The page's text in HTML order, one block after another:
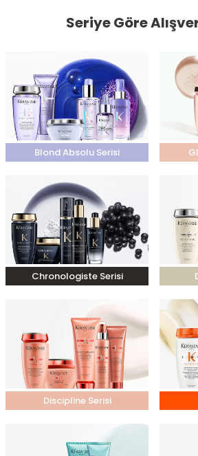
Seriye Göre
Blond Absolu Serisi
Chronologiste Serisi
Discipline Serisi